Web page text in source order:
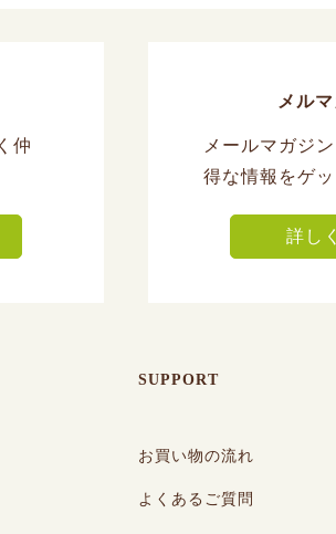
仲
メル
メールマガジ
得な情報をゲ
詳し
SUPPORT
お買い物の流れ
よくあるご質問